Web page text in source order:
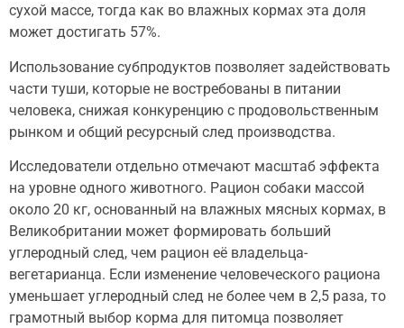
сухой массе, тогда как во влажных кормах эта доля
может достигать 57%.
Использование субпродуктов позволяет задействовать
части туши, которые не востребованы в питании
человека, снижая конкуренцию с продовольственным
рынком и общий ресурсный след производства.
Исследователи отдельно отмечают масштаб эффекта
на уровне одного животного. Рацион собаки массой
около 20 кг, основанный на влажных мясных кормах, в
Великобритании может формировать больший
углеродный след, чем рацион её владельца-
вегетарианца. Если изменение человеческого рациона
уменьшает углеродный след не более чем в 2,5 раза, то
грамотный выбор корма для питомца позволяет